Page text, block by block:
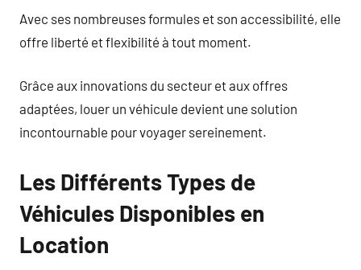
Avec ses nombreuses formules et son accessibilité, elle
offre liberté et flexibilité à tout moment.
Grâce aux innovations du secteur et aux offres
adaptées, louer un véhicule devient une solution
incontournable pour voyager sereinement.
Les Différents Types de
Véhicules Disponibles en
Location